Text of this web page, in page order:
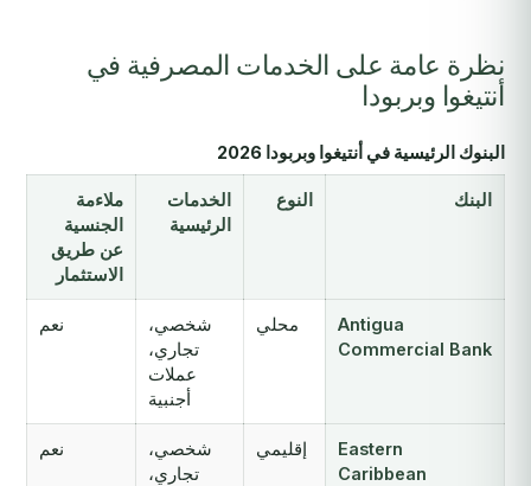
نظرة عامة على الخدمات المصرفية في
أنتيغوا وبربودا
البنوك الرئيسية في أنتيغوا وبربودا 2026
البنك النوع
الخدمات
الرئيسية
ملاءمة
الجنسية
عن طريق
الاستثمار
Antigua
Commercial Bank
محلي
شخصي،
تجاري،
عملات
أجنبية
نعم
Eastern
Caribbean
إقليمي
شخصي،
تجاري،
نعم